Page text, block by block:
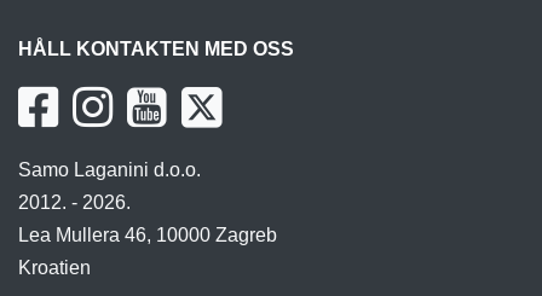
HÅLL KONTAKTEN MED OSS
Samo Laganini d.o.o.
2012. - 2026.
Lea Mullera 46, 10000 Zagreb
Kroatien